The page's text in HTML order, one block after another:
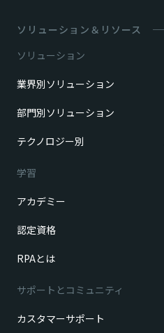
ソリューション＆リソース
ソリューション
業界別ソリューション
部門別ソリューション
テクノロジー別
学習
アカデミー
認定資格
RPAとは
サポートとコミュニティ
カスタマーサポート